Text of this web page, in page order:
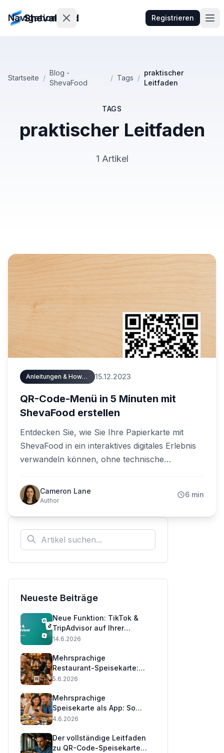
ShevaFood Registrieren
Navigation
Neueste
Startseite /
Blog -
ShevaFood
/ Tags /
praktischer
Leitfaden
TAGS
praktischer Leitfaden
1 Artikel
Anleitungen & How-Tos 15.12.2023
QR-Code-Menü in 5 Minuten mit
ShevaFood erstellen
Entdecken Sie, wie Sie Ihre Papierkarte mit
ShevaFood in ein interaktives digitales Erlebnis
verwandeln können, ohne technische
Tausenden von Restaurantbesitzern an, die das
Kundenerlebnis revolutioniert haben.
Cameron Lane
Author
6 min
Neueste Beiträge
Neue Funktion: TikTok &
TripAdvisor auf Ihrer
Speisekarte anzeigen 📲
14.6.2026
Mehrsprachige
Restaurant-Speisekarte:
16 Sprachen mit einem QR-
5.6.2026
Mehrsprachige
Speisekarte als App: So
bedienen Sie
4.6.2026
Der vollständige Leitfaden
zu QR-Code-Speisekarten